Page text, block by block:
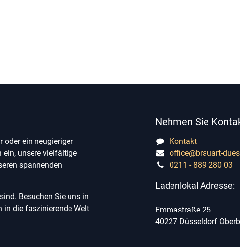
oder ein neugieriger
ein, unsere vielfältige
spannenden
Besuchen Sie uns in
in die faszinierende Welt
Nehmen Sie
Kontakt
office@brauart-
0211 - 889 280 03
Ladenlokal Adresse:
Emmastraße 25
40227 Düsseldorf